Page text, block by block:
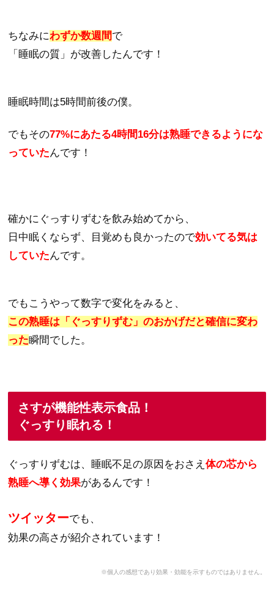
ちなみにわずか数週間で
「睡眠の質」が改善したんです！
睡眠時間は5時間前後の僕。
でもその77%にあたる4時間16分は熟睡できるようにな
っていたんです！
確かにぐっすりずむを飲み始めてから、
日中眠くならず、目覚めも良かったので効いてる気は
していたんです。
でもこうやって数字で変化をみると、
この熟睡は「ぐっすりずむ」のおかげだと確信に変わ
った瞬間でした。
さすが機能性表示食品！
ぐっすり眠れる！
ぐっすりずむは、睡眠不足の原因をおさえ体の芯から
熟睡へ導く効果があるんです！
ツイッターでも、
効果の高さが紹介されています！
※個人の感想であり効果・効能を示すものではありません。